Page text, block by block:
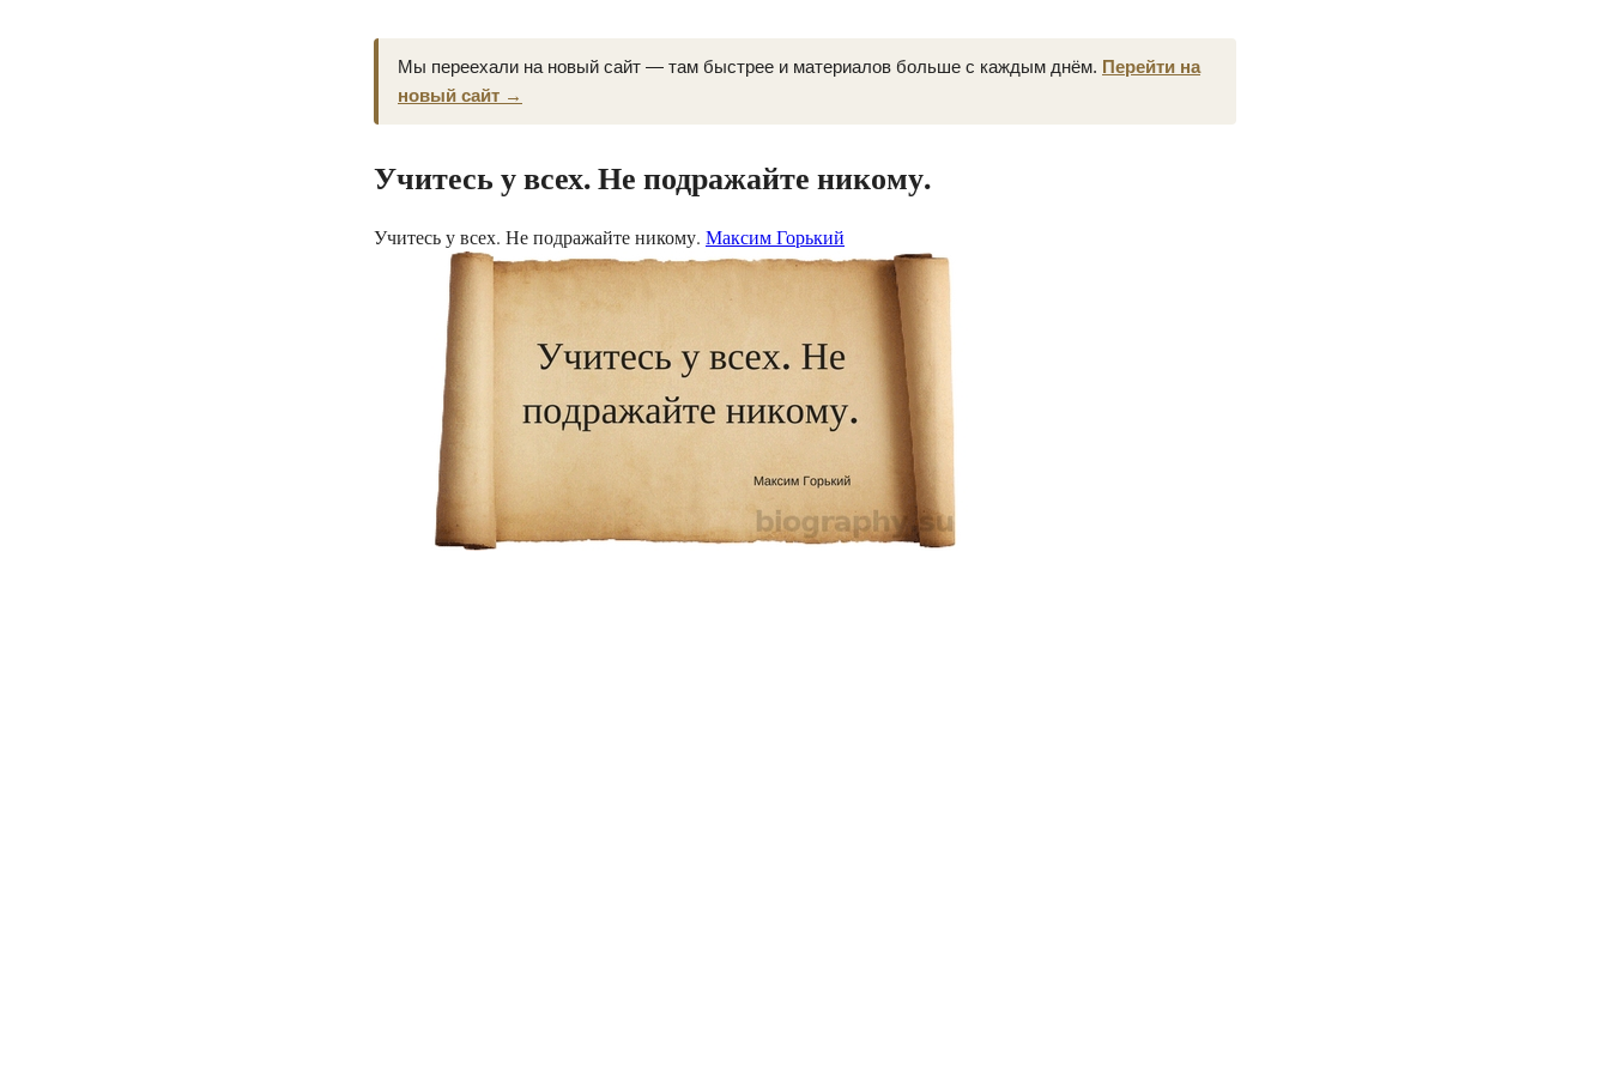
Мы переехали на новый сайт — там быстрее и материалов больше с каждым днём. Перейти на
новый сайт →
Учитесь у всех. Не подражайте никому.
Учитесь у всех. Не подражайте никому. Максим Горький